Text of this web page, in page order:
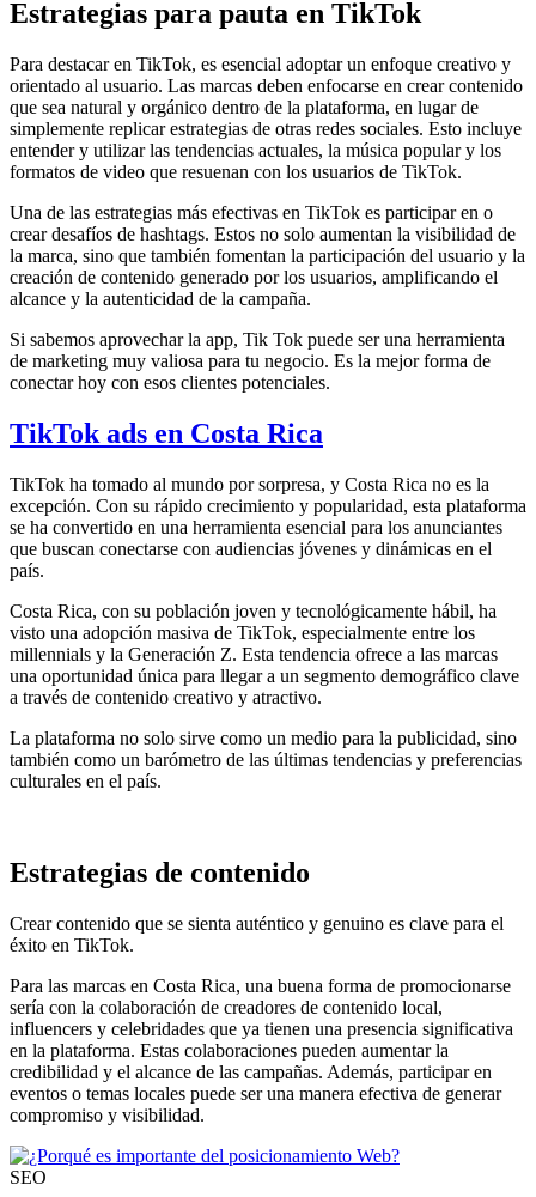
Estrategias para pauta en TikTok
Para destacar en TikTok, es esencial adoptar un enfoque creativo y
orientado al usuario. Las marcas deben enfocarse en crear contenido
que sea natural y orgánico dentro de la plataforma, en lugar de
simplemente replicar estrategias de otras redes sociales. Esto incluye
entender y utilizar las tendencias actuales, la música popular y los
formatos de video que resuenan con los usuarios de TikTok.
Una de las estrategias más efectivas en TikTok es participar en o
crear desafíos de hashtags. Estos no solo aumentan la visibilidad de
la marca, sino que también fomentan la participación del usuario y la
creación de contenido generado por los usuarios, amplificando el
alcance y la autenticidad de la campaña.
Si sabemos aprovechar la app, Tik Tok puede ser una herramienta
de marketing muy valiosa para tu negocio. Es la mejor forma de
conectar hoy con esos clientes potenciales.
TikTok ads en Costa Rica
TikTok ha tomado al mundo por sorpresa, y Costa Rica no es la
excepción. Con su rápido crecimiento y popularidad, esta plataforma
se ha convertido en una herramienta esencial para los anunciantes
que buscan conectarse con audiencias jóvenes y dinámicas en el
país.
Costa Rica, con su población joven y tecnológicamente hábil, ha
visto una adopción masiva de TikTok, especialmente entre los
millennials y la Generación Z. Esta tendencia ofrece a las marcas
una oportunidad única para llegar a un segmento demográfico clave
a través de contenido creativo y atractivo.
La plataforma no solo sirve como un medio para la publicidad, sino
también como un barómetro de las últimas tendencias y preferencias
culturales en el país.
Estrategias de contenido
Crear contenido que se sienta auténtico y genuino es clave para el
éxito en TikTok.
Para las marcas en Costa Rica, una buena forma de promocionarse
sería con la colaboración de creadores de contenido local,
influencers y celebridades que ya tienen una presencia significativa
en la plataforma. Estas colaboraciones pueden aumentar la
credibilidad y el alcance de las campañas. Además, participar en
eventos o temas locales puede ser una manera efectiva de generar
compromiso y visibilidad.
SEO